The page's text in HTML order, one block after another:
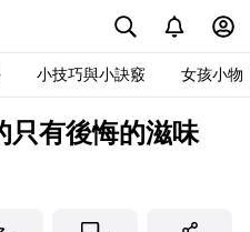
小技巧與小訣竅 女孩小物
只有後悔的滋味